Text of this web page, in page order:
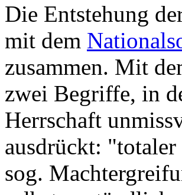
Die Entstehung
mit dem
zusammen. Mit
zwei Begriffe, in
Herrschaft
ausdrückt:
sog.